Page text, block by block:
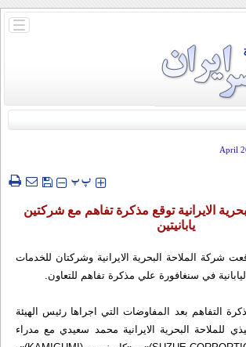
باز
‍‍‍ پپ
الايرانية توقع مذكرة تفاهم مع شركتين
يابانيتين
شركة الملاحة البحرية الايرانية وشركتان للخدمات
في سنغافورة علي مذكرة تفاهم للتعاون.
التفاهم بعد المفاوضات التي اجراها رئيس الهيئة
للملاحة البحرية الايرانية محمد سعيدي مع مدراء